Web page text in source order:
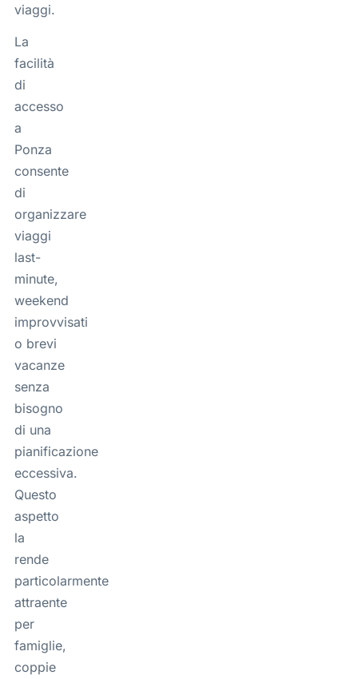
viaggi.
La
facilità
di
accesso
a
Ponza
consente
di
organizzare
viaggi
last-
minute,
weekend
improvvisati
o brevi
vacanze
senza
bisogno
di una
pianificazione
eccessiva.
Questo
aspetto
la
rende
particolarmente
attraente
per
famiglie,
coppie